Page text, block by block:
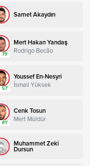
Samet Akaydın
Mert Hakan Yandaş
Rodrigo Becão
79’
Youssef En-Nesyri
İsmail Yüksek
57’
Cenk Tosun
Mert Müldür
81’
Muhammet Zeki
Dursun